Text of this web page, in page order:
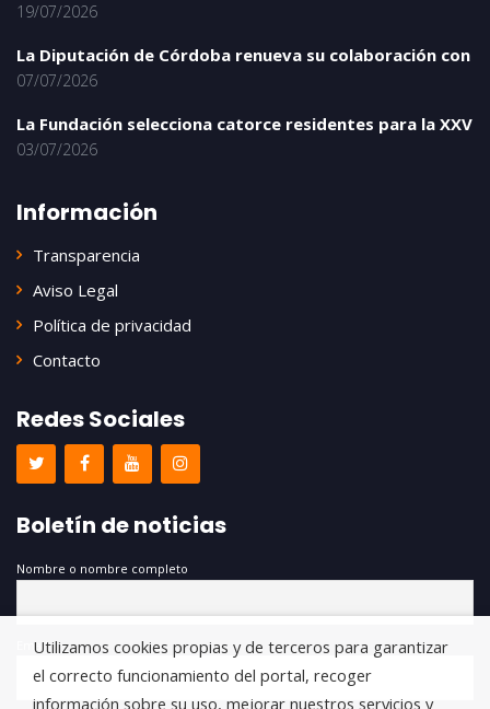
19/07/2026
La Diputación de Córdoba renueva su colaboración con
07/07/2026
La Fundación selecciona catorce residentes para la XXV
03/07/2026
Información
Transparencia
Aviso Legal
Política de privacidad
Contacto
Redes Sociales
Boletín de noticias
Nombre o nombre completo
Email
Utilizamos cookies propias y de terceros para garantizar
el correcto funcionamiento del portal, recoger
información sobre su uso, mejorar nuestros servicios y